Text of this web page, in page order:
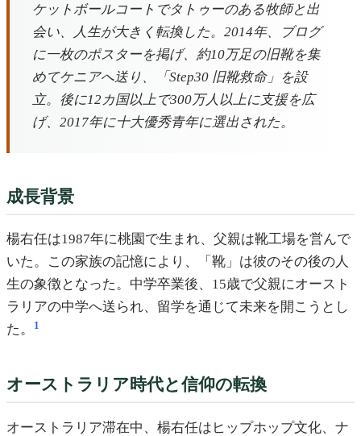
ケットボールコートでタトゥーのある牧師と出
会い、人生が大きく転換した。2014年、ブログ
に一枚のポスターを掲げ、約10万足の旧靴を集
めてケニアへ送り、「Step30 旧靴救命」を設
立。後に12カ国以上で300万人以上に支援を広
げ、2017年に十大優秀青年に選出された。
成長背景
楊右任は1987年に桃園で生まれ、父親は靴工場を営んで
いた。この家族の記憶により、「靴」は彼のその後の人
生の象徴となった。中学卒業後、15歳で父親にオースト
ラリアの中学へ送られ、留学を通じて未来を開こうとし
た。
1
オーストラリア時代と信仰の転換
オーストラリア滞在中、楊右任はヒップホップ文化、ナ